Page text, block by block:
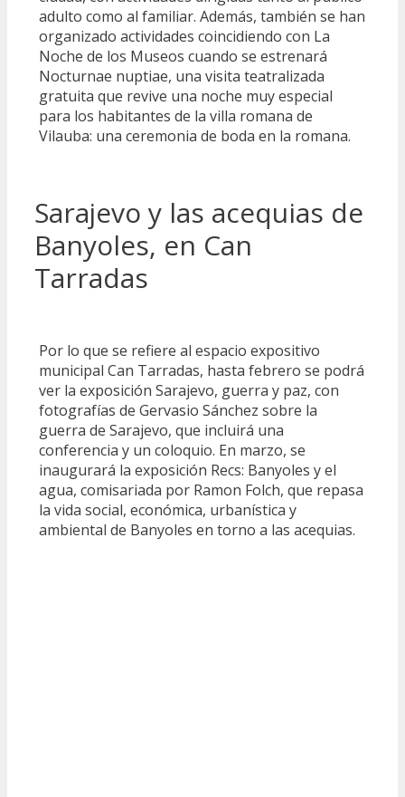
adulto como al familiar. Además, también se han
organizado actividades coincidiendo con La
Noche de los Museos cuando se estrenará
Nocturnae nuptiae, una visita teatralizada
gratuita que revive una noche muy especial
para los habitantes de la villa romana de
Vilauba: una ceremonia de boda en la romana.
Sarajevo y las acequias de
Banyoles, en Can
Tarradas
Por lo que se refiere al espacio expositivo
municipal Can Tarradas, hasta febrero se podrá
ver la exposición Sarajevo, guerra y paz, con
fotografías de Gervasio Sánchez sobre la
guerra de Sarajevo, que incluirá una
conferencia y un coloquio. En marzo, se
inaugurará la exposición Recs: Banyoles y el
agua, comisariada por Ramon Folch, que repasa
la vida social, económica, urbanística y
ambiental de Banyoles en torno a las acequias.